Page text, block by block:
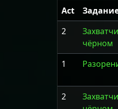
Act
2
чёрном
1
2